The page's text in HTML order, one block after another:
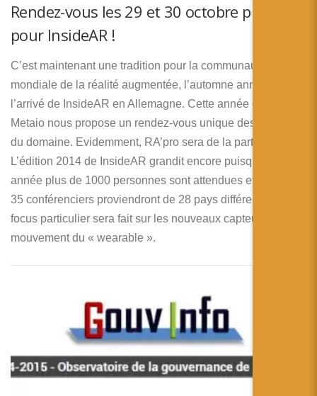
Rendez-vous les 29 et 30 octobre prochain
pour InsideAR !
C’est maintenant une tradition pour la communauté
mondiale de la réalité augmentée, l’automne annonce
l’arrivé de InsideAR en Allemagne. Cette année encore,
Metaio nous propose un rendez-vous unique des acteurs
du domaine. Evidemment, RA’pro sera de la partie !
L’édition 2014 de InsideAR grandit encore puisque cette
année plus de 1000 personnes sont attendues et que les
35 conférenciers proviendront de 28 pays différents. Un
focus particulier sera fait sur les nouveaux capteurs et le
mouvement du « wearable ».